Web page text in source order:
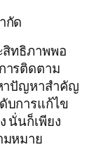
กัด
สิทธิภาพพอ
ารติดตาม
าปัญหาสำคัญ
บการแก้ไข
นั่นก็เพียง
หมาย